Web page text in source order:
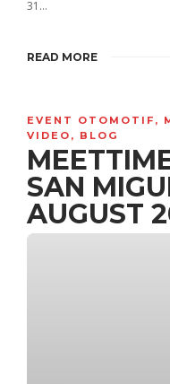
31…
READ MORE
EVENT OTOMOTIF ,
VIDEO , BLOG
SAN
AUGUST